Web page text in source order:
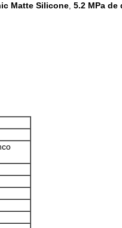
Matte Silicone, 5.2 MPa